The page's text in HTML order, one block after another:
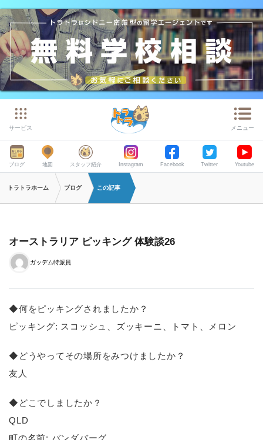
サービス メニュー
ブログ 地図 スタッフ紹介 Instagram Facebook Twitter Youtube
トラトラホーム ブログ この記事
オーストラリア ピッキング 体験談26
ガッデム特派員
◆何をピッキングされましたか？
ピッキング: スコッシュ、ズッキーニ、トマト、メロン
◆どうやってその場所をみつけましたか？
友人
◆どこでしましたか？
QLD